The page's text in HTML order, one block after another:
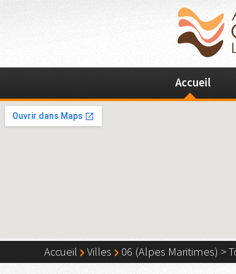
Accueil
Accueil Villes 06 (Alpes Maritimes) >